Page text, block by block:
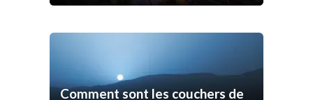
Comment sont les couchers de